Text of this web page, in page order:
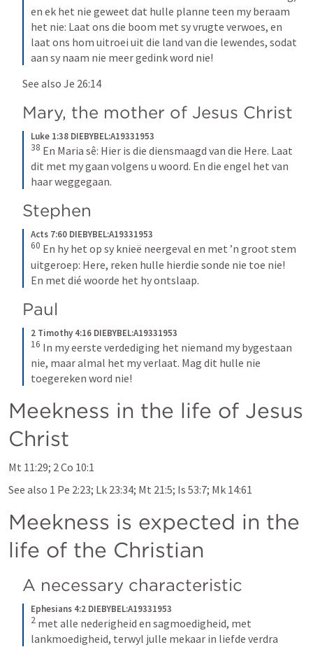
en ek het nie geweet dat hulle planne teen my beraam
het nie: Laat ons die boom met sy vrugte verwoes, en
laat ons hom uitroei uit die land van die lewendes, sodat
aan sy naam nie meer gedink word nie!
See also Je 26:14
Mary, the mother of Jesus Christ
Luke 1:38 DIEBYBEL:A19331953
38 En Maria sê: Hier is die diensmaagd van die Here. Laat
dit met my gaan volgens u woord. En die engel het van
haar weggegaan.
Stephen
Acts 7:60 DIEBYBEL:A19331953
60 En hy het op sy knieë neergeval en met ’n groot stem
uitgeroep: Here, reken hulle hierdie sonde nie toe nie!
En met dié woorde het hy ontslaap.
Paul
2 Timothy 4:16 DIEBYBEL:A19331953
16 In my eerste verdediging het niemand my bygestaan
nie, maar almal het my verlaat. Mag dit hulle nie
toegereken word nie!
Meekness in the life of Jesus
Christ
Mt 11:29; 2 Co 10:1
See also 1 Pe 2:23; Lk 23:34; Mt 21:5; Is 53:7; Mk 14:61
Meekness is expected in the
life of the Christian
A necessary characteristic
Ephesians 4:2 DIEBYBEL:A19331953
2 met alle nederigheid en sagmoedigheid, met
lankmoedigheid, terwyl julle mekaar in liefde verdra